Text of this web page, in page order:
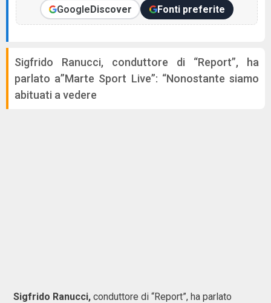
GoogleDiscover Fonti preferite
Sigfrido Ranucci, conduttore di “Report”, ha
parlato a”Marte Sport Live”: “Nonostante siamo
abituati a vedere
Sigfrido Ranucci, conduttore di “Report”, ha parlato